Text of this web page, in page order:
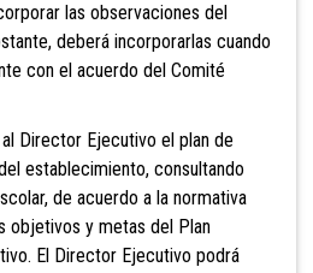
las observaciones del
deberá incorporarlas cuando
con el acuerdo del Comité
Director Ejecutivo el plan de
establecimiento, consultando
de acuerdo a la normativa
objetivos y metas del Plan
El Director Ejecutivo podrá